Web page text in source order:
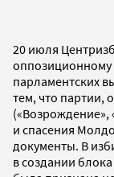
20 июля
оппозиционному
парламентских
тем, что партии,
(«Возрождение»,
и спасения
документы. В
в создании